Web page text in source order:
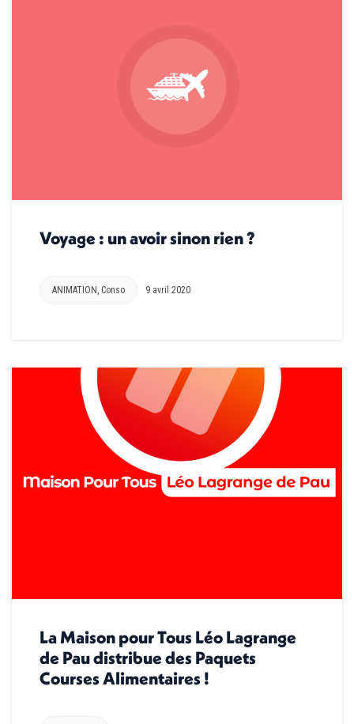
Voyage : un avoir sinon rien ?
ANIMATION , Conso 9 avril 2020
La Maison pour Tous Léo Lagrange
de Pau distribue des Paquets
Courses Alimentaires !